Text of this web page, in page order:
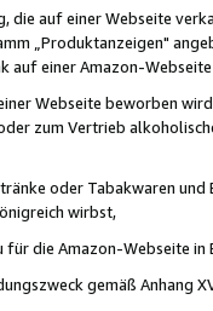
die auf einer Webseite
„Produktanzeigen"
auf einer Amazon-
Webseite beworben
zum Vertrieb
oder Tabakwaren
wirbst,
die Amazon-Webseite in
gemäß Anhang